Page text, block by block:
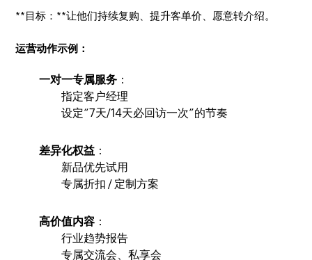
**目标：**让他们持续复购、提升客单价、愿意转介绍。
运营动作示例：
一对一专属服务 ：
指定客户经理
设定“7天/14天必回访一次”的节奏
差异化权益 ：
新品优先试用
专属折扣 / 定制方案
高价值内容 ：
行业趋势报告
专属交流会、私享会